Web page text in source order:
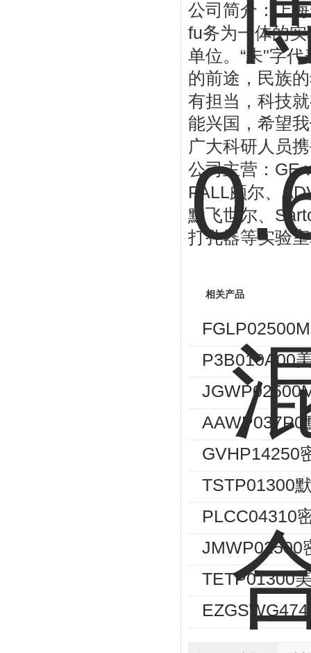
公司简介：上
fu务为一体的
单位。 “未"字代
的前途，民族
有担当，科技
能兴国，希望
广大科研人员
公司主营： GE
PALL颇尔、
默飞世尔、
打孔器等实验
相关产品
P3B010A00
AAWP037P0
GVHP14250
TSTP01300
PLCC04310
JMWP02500
TETP01300